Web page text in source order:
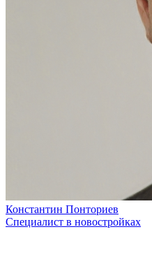
Константин Понториев
Специалист в новостройках